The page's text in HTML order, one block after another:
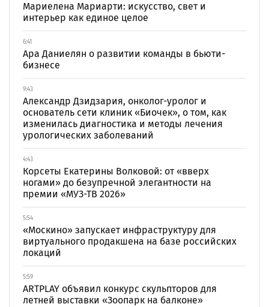
Мариелена Мариарти: искусство, свет и
интерьер как единое целое
6:41
Ара Даниелян о развитии команды в бьюти-
бизнесе
9:43
Александр Дзидзария, онколог-уролог и
основатель сети клиник «Биочек», о том, как
изменилась диагностика и методы лечения
урологических заболеваний
4:43
Корсеты Екатерины Волковой: от «вверх
ногами» до безупречной элегантности на
премии «МУЗ-ТВ 2026»
5:54
«Москино» запускает инфраструктуру для
виртуального продакшена на базе российских
локаций
5:59
ARTPLAY объявил конкурс скульпторов для
летней выставки «Зоопарк на балконе»